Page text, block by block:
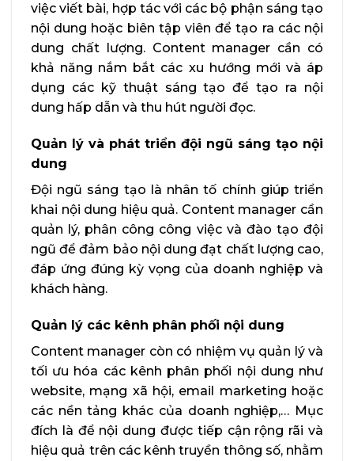
việc viết bài, hợp tác với các bộ phận sáng tạo
nội dung hoặc biên tập viên để tạo ra các nội
dung chất lượng. Content manager cần có
khả năng nắm bắt các xu hướng mới và áp
dụng các kỹ thuật sáng tạo để tạo ra nội
dung hấp dẫn và thu hút người đọc.
Quản lý và phát triển đội ngũ sáng tạo nội
dung
Đội ngũ sáng tạo là nhân tố chính giúp triển
khai nội dung hiệu quả. Content manager cần
quản lý, phân công công việc và đào tạo đội
ngũ để đảm bảo nội dung đạt chất lượng cao,
đáp ứng đúng kỳ vọng của doanh nghiệp và
khách hàng.
Quản lý các kênh phân phối nội dung
Content manager còn có nhiệm vụ quản lý và
tối ưu hóa các kênh phân phối nội dung như
website, mạng xã hội, email marketing hoặc
các nền tảng khác của doanh nghiệp,… Mục
đích là để nội dung được tiếp cận rộng rãi và
hiệu quả trên các kênh truyền thông số, nhằm